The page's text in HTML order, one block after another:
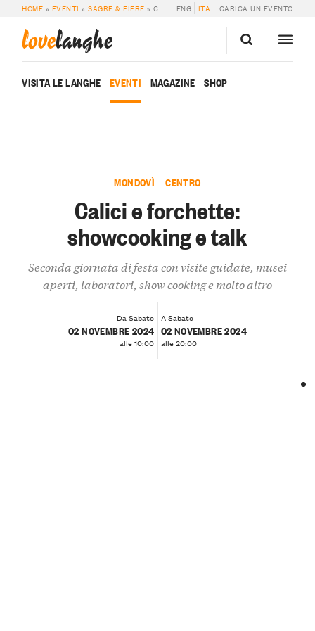
HOME » EVENTI »SAGRE & FIERE »CALICI E FORCHETTE: SHOWCOOKING E TALK ENG ITA CARICA UN EVENTO
lovelanghe
VISITA LE LANGHE EVENTI MAGAZINE SHOP
MONDOVÌ — CENTRO
Calici e forchette:
showcooking e talk
Seconda giornata di festa con visite guidate, musei
aperti, laboratori, show cooking e molto altro
Da Sabato
02 NOVEMBRE 2024
alle 10:00
A Sabato
02 NOVEMBRE 2024
alle 20:00